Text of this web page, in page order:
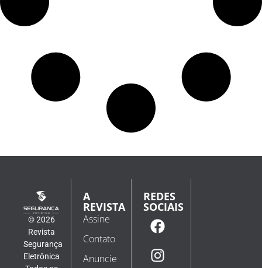
© 2026
Revista
Segurança
Eletrônica
A
REVISTA
Assine
Contato
Anuncie
REDES
SOCIAIS